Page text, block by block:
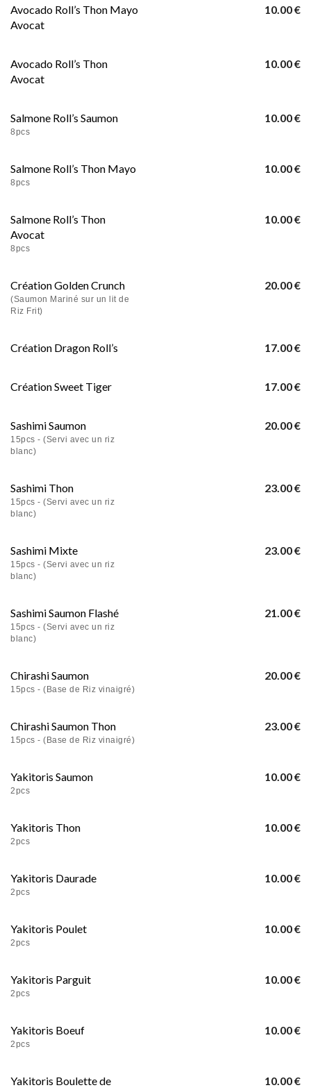
10.00 €
Avocado Roll’s Thon Mayo
Avocat
10.00 €
Avocado Roll’s Thon
Avocat
10.00 €
Salmone Roll’s Saumon
8pcs
10.00 €
Salmone Roll’s Thon Mayo
8pcs
10.00 €
Salmone Roll’s Thon
Avocat
8pcs
20.00 €
Création Golden Crunch
(Saumon Mariné sur un lit de
Riz Frit)
17.00 €
Création Dragon Roll’s
17.00 €
Création Sweet Tiger
20.00 €
Sashimi Saumon
15pcs - (Servi avec un riz
blanc)
23.00 €
Sashimi Thon
15pcs - (Servi avec un riz
blanc)
23.00 €
Sashimi Mixte
15pcs - (Servi avec un riz
blanc)
21.00 €
Sashimi Saumon Flashé
15pcs - (Servi avec un riz
blanc)
20.00 €
Chirashi Saumon
15pcs - (Base de Riz vinaigré)
23.00 €
Chirashi Saumon Thon
15pcs - (Base de Riz vinaigré)
10.00 €
Yakitoris Saumon
2pcs
10.00 €
Yakitoris Thon
2pcs
10.00 €
Yakitoris Daurade
2pcs
10.00 €
Yakitoris Poulet
2pcs
10.00 €
Yakitoris Parguit
2pcs
10.00 €
Yakitoris Boeuf
2pcs
10.00 €
Yakitoris Boulette de